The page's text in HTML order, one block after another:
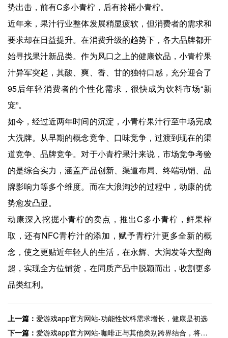
势出击，前有C多小青柠，后有拎桶小青柠。
近年来，果汁行业整体发展稍显疲软，但消费者的需求和
要求却在日益提升。在消费升级的趋势下，各大品牌都开
始寻找果汁新品类。作为风口之上的健康饮品，小青柠果
汁异军突起，其酸、爽、香、甘的独特口感，充分迎合了
95后年轻消费者的个性化需求，很快成为饮料市场“新
宠”。
如今，经过近两年时间的沉淀，小青柠果汁行至中场完成
大洗牌。从早期的概念竞争、口味竞争，过渡到现在的渠
道竞争、品牌竞争。对于小青柠果汁来说，市场竞争考验
的是综合实力，涵盖产品创新、渠道布局、终端动销、品
牌影响力等多个维度。而在大浪淘沙的过程中，动康的优
势愈发凸显。
动康深入挖掘小青柠的卖点，推出C多小青柠，鲜果榨
取，还有NFC青柠汁的添加，赋予青柠汁更多全新的概
念，使之更贴近年轻人的生活，在永辉、大润发等大型商
超，实现全方位铺货，在同质产品中脱颖而出，收割更多
品类红利。
上一篇： 爱游戏app官方网站-功能性饮料需求增长，健康是初选
下一篇： 爱游戏app官方网站-咖啡正与其他类别跨界结合，将引发一股热潮